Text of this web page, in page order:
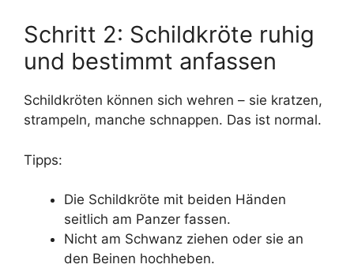
Schritt 2: Schildkröte ruhig
und bestimmt anfassen
Schildkröten können sich wehren – sie kratzen,
strampeln, manche schnappen. Das ist normal.
Tipps:
Die Schildkröte mit beiden Händen
seitlich am Panzer fassen.
Nicht am Schwanz ziehen oder sie an
den Beinen hochheben.